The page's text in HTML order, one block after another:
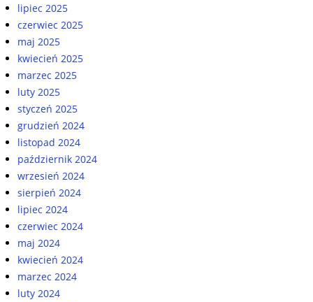
lipiec 2025
czerwiec 2025
maj 2025
kwiecień 2025
marzec 2025
luty 2025
styczeń 2025
grudzień 2024
listopad 2024
październik 2024
wrzesień 2024
sierpień 2024
lipiec 2024
czerwiec 2024
maj 2024
kwiecień 2024
marzec 2024
luty 2024